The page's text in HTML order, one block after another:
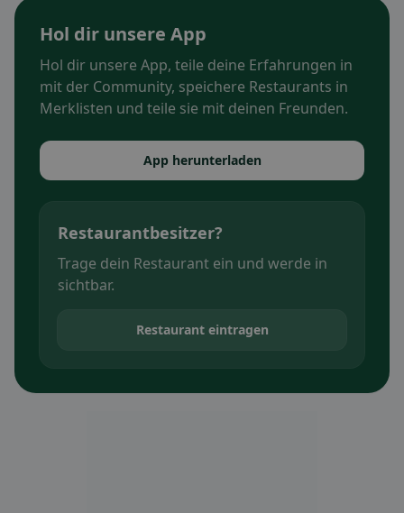
Hol dir unsere App
Hol dir unsere App, teile deine Erfahrungen in
mit der Community, speichere Restaurants in
Merklisten und teile sie mit deinen Freunden.
App herunterladen
Restaurantbesitzer?
Trage dein Restaurant ein und werde in
sichtbar.
Restaurant eintragen